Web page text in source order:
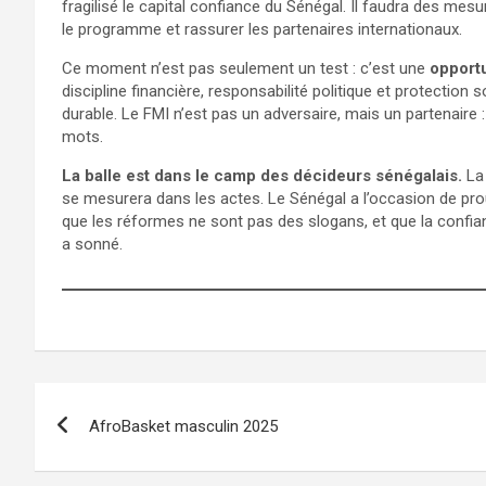
fragilisé le capital confiance du Sénégal. Il faudra des
le programme et rassurer les partenaires internationaux.
Ce moment n’est pas seulement un test : c’est une
discipline financière, responsabilité politique et protection
durable. Le FMI n’est pas un adversaire, mais un
mots.
La balle est dans le camp des décideurs sénégalais.
se mesurera dans les actes. Le Sénégal a l’occasion de
que les réformes ne sont pas des slogans, et que la
a sonné.
AfroBasket masculin 2025